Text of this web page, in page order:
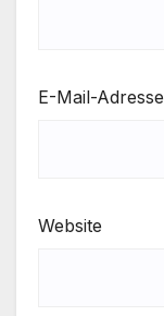
E-Mail-Adresse
Website